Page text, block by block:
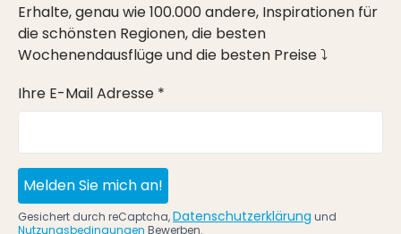
Erhalte, genau wie 100.000 andere, Inspirationen für
die schönsten Regionen, die besten
Wochenendausflüge und die besten Preise ⤵
Ihre E-Mail Adresse *
Melden Sie mich an!
Gesichert durch reCaptcha,Datenschutzerklärung und
Nutzungsbedingungen Bewerben.